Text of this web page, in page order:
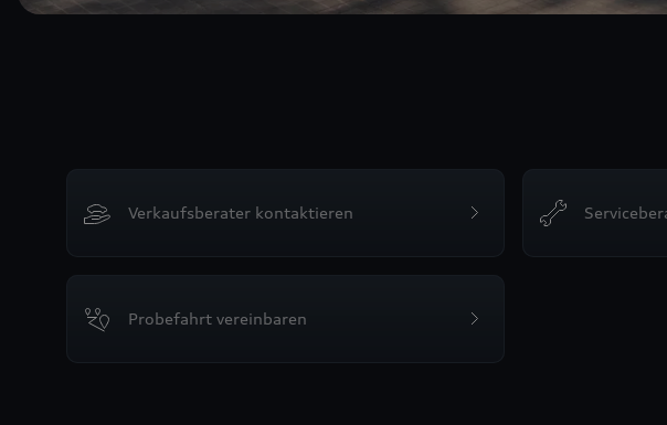
Verkaufsberater kontaktieren
Probefahrt vereinbaren